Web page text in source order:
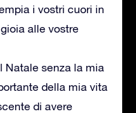
i vostri cuori in
alle vostre
Natale senza la mia
della mia vita
di avere